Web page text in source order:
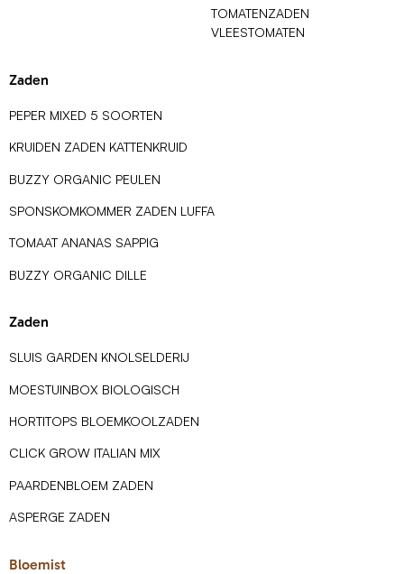
TOMATENZADEN
VLEESTOMATEN
Zaden
PEPER MIXED 5 SOORTEN
KRUIDEN ZADEN KATTENKRUID
BUZZY ORGANIC PEULEN
SPONSKOMKOMMER ZADEN LUFFA
TOMAAT ANANAS SAPPIG
BUZZY ORGANIC DILLE
Zaden
SLUIS GARDEN KNOLSELDERIJ
MOESTUINBOX BIOLOGISCH
HORTITOPS BLOEMKOOLZADEN
CLICK GROW ITALIAN MIX
PAARDENBLOEM ZADEN
ASPERGE ZADEN
Bloemist